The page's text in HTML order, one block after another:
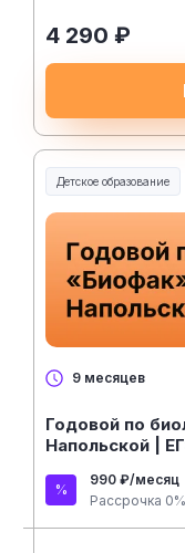
4 290 ₽
Детское образование
9 месяцев
Годовой по
Напольской |
990 ₽/месяц
Рассрочка 0%